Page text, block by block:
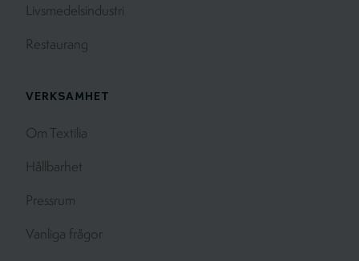
Livsmedelsindustri
Restaurang
VERKSAMHET
Om Textilia
Hållbarhet
Pressrum
Vanliga frågor